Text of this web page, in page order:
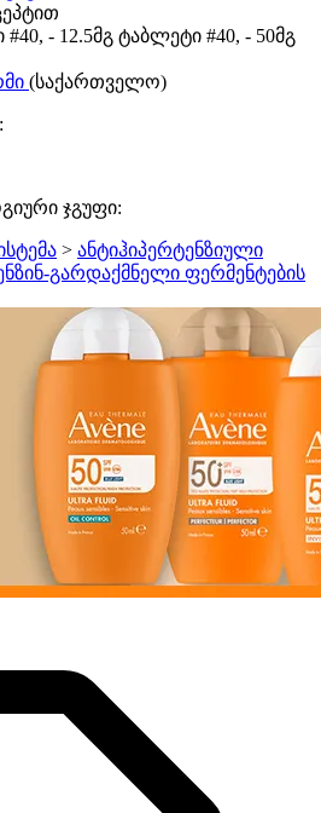
- 12.5მგ ტაბლეტი #40, - 50მგ
(საქართველო)
ჯგუფი:
> ანტიჰიპერტენზიული
გარდაქმნელი ფერმენტების